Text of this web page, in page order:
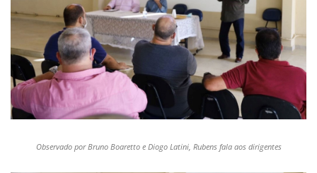
Observado por Bruno Boaretto e Diogo Latini, Rubens fala aos dirigentes